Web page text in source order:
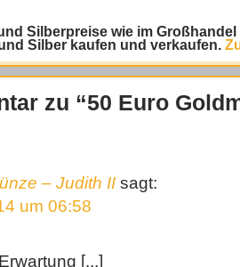
Silberpreise wie im
Silber kaufen und verkaufen.
zu “50 Euro
– Judith II sagt:
um 06:58
[...]